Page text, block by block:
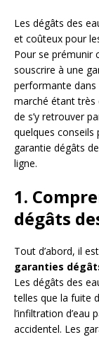
Les dégâts des
et coûteux pour
Pour se prémunir
souscrire à une
performante dans
marché étant très
de s’y retrouver
quelques conseils
garantie dégâts
ligne.
1.
dégâts
Tout d’abord, il
garanties
Les dégâts des
telles que la fuite
l’infiltration
accidentel. Les